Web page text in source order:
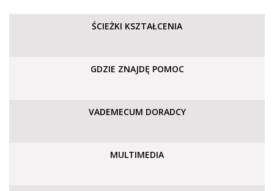
ŚCIEŻKI KSZTAŁCENIA
GDZIE ZNAJDĘ POMOC
VADEMECUM DORADCY
MULTIMEDIA